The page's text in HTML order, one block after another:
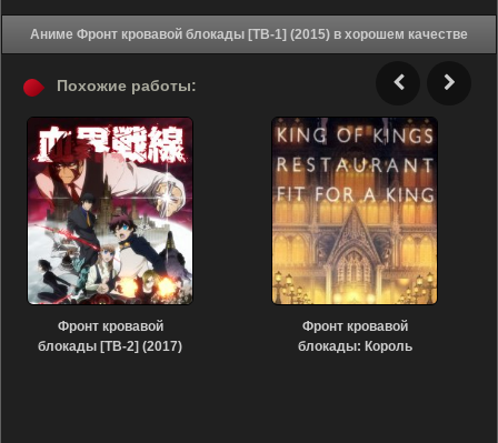
Аниме Фронт кровавой блокады [ТВ-1] (2015) в хорошем качестве
Похожие работы:
Фронт кровавой
блокады [ТВ-2] (2017)
Фронт кровавой
блокады: Король